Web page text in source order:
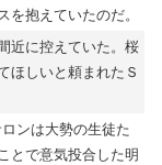
を抱えていたのだ。
近に控えていた。桜
ほしいと頼まれたＳ
ンは大勢の生徒た
とで意気投合した明